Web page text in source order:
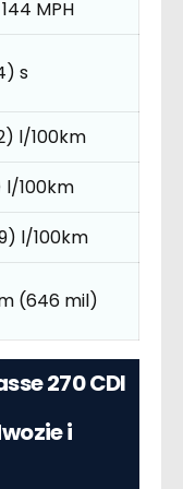
MPH
s
l/100km
l/100km
l/100km
(646 mil)
270 CDI
i